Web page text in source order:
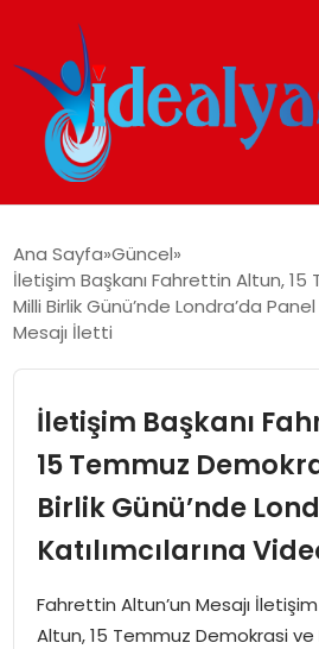
GÜNDEM
İDEAL YAŞAM
İDEAL SPOR
YAŞAM
MAGAZIN
Ana Sayfa Güncel
İletişim Başkanı Fahrettin Altun,
Milli Birlik Günü’nde Londra’da Panel
Mesajı İletti
İletişim Başkanı
15 Temmuz
Birlik Günü’nde
Katılımcılarına
Fahrettin Altun’un Mesajı
Altun, 15 Temmuz Demokrasi ve